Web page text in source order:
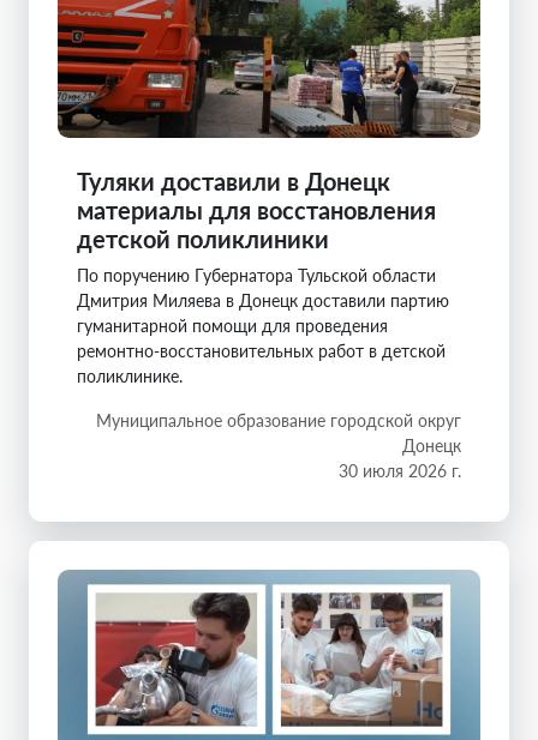
Туляки доставили в Донецк
материалы для восстановления
детской поликлиники
По поручению Губернатора Тульской области
Дмитрия Миляева в Донецк доставили партию
гуманитарной помощи для проведения
ремонтно-восстановительных работ в детской
поликлинике.
Муниципальное образование городской округ
Донецк
30 июля 2026 г.